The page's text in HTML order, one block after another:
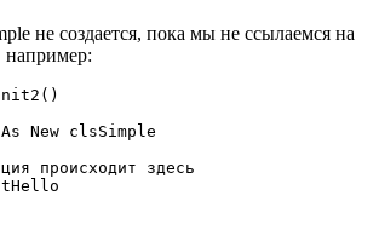
не создается, пока мы не ссылаемся на
например:
New clsSimple
происходит здесь